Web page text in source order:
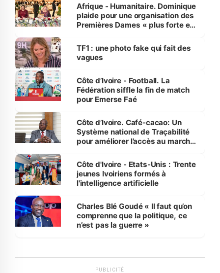
Afrique - Humanitaire. Dominique
plaide pour une organisation des
Premières Dames « plus forte et
sur la scène internationale »
TF1 : une photo fake qui fait des
vagues
Côte d’Ivoire - Football. La
Fédération siffle la fin de match
pour Emerse Faé
Côte d’Ivoire. Café-cacao: Un
Système national de Traçabilité
pour améliorer l’accès au marché
Côte d'Ivoire - Etats-Unis : Trente
jeunes Ivoiriens formés à
l'intelligence artificielle
Charles Blé Goudé « Il faut qu’on
comprenne que la politique, ce
n’est pas la guerre »
PUBLICITÉ